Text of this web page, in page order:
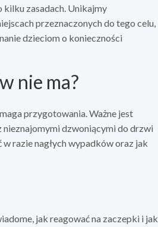
kilku zasadach. Unikajmy
przeznaczonych do tego celu,
dzieciom o konieczności
nie ma?
przygotowania. Ważne jest
dzwoniącymi do drzwi
razie nagłych wypadków oraz jak
jak reagować na zaczepki i jak